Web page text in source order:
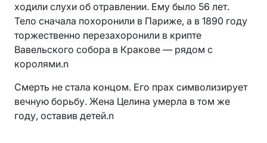
ходили слухи об отравлении. Ему было 56 лет.
Тело сначала похоронили в Париже, а в 1890 году
торжественно перезахоронили в крипте
Вавельского собора в Кракове — рядом с
королями.n
Смерть не стала концом. Его прах символизирует
вечную борьбу. Жена Целина умерла в том же
году, оставив детей.n